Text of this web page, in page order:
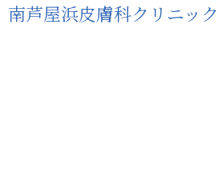
南芦屋浜皮膚科クリニック